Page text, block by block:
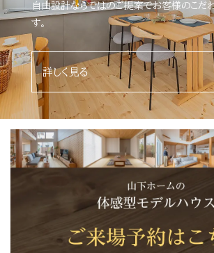
自由設計ならではのご提案でお客様のこだ
す。
詳しく見る